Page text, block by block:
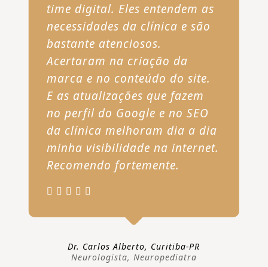
time digital. Eles entendem as
necessidades da clínica e são
bastante atenciosos.
Acertaram na criação da
marca e no conteúdo do site.
E as atualizações que fazem
no perfil do Google e no SEO
da clínica melhoram dia a dia
minha visibilidade na internet.
Recomendo fortemente.
Dr. Carlos Alberto, Curitiba-PR
Neurologista, Neuropediatra